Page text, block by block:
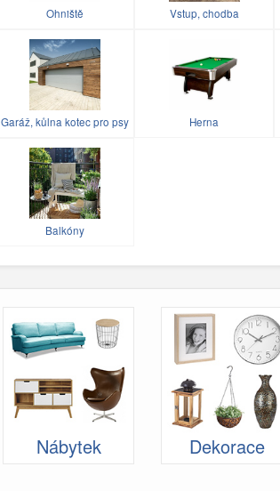
Ohniště Vstup, chodba
Garáž, kůlna kotec pro psy Herna
Balkóny
Nábytek Dekorace